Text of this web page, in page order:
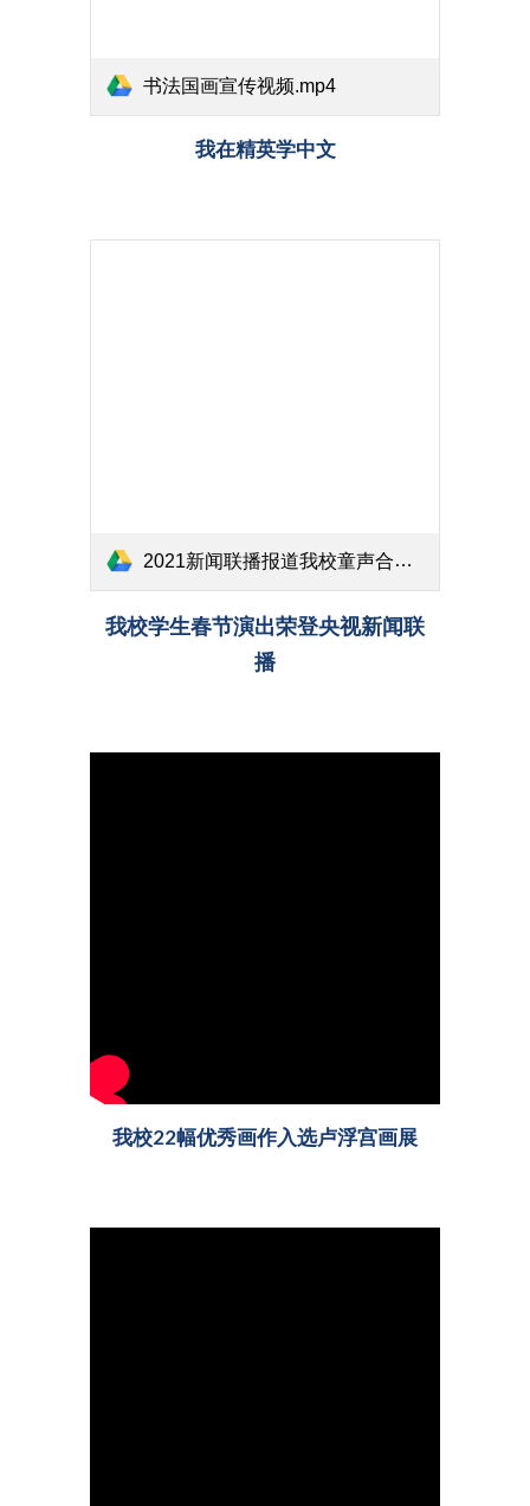
书法国画宣传视频.mp4
我在精英学中文
2021新闻联播报道我校童声合唱队.mp4
我校学生春节演出荣登央视新闻联
播
我校22幅优秀画作入选卢浮宫画展